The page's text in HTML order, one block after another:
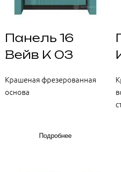
Панель 16
Вейв К 03
Крашеная фрезерованная
основа
Подробнее